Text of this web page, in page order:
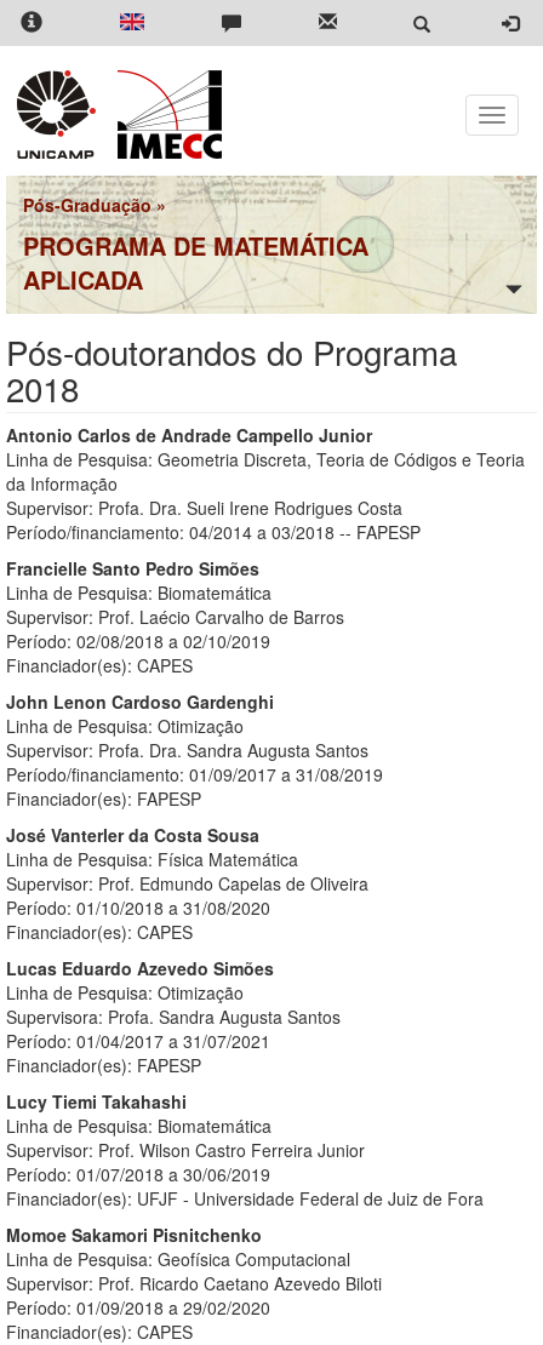
Pular
para
conteúdo
principal
Toggle
Pós-Graduação»
PROGRAMA DE MATEMÁTICA
APLICADA
Pós-doutorandos do Programa
2018
Antonio Carlos de Andrade Campello Junior
Linha de Pesquisa: Geometria Discreta, Teoria de Códigos e Teoria
da Informação
Supervisor: Profa. Dra. Sueli Irene Rodrigues Costa
Período/financiamento: 04/2014 a 03/2018 -- FAPESP
Francielle Santo Pedro Simões
Linha de Pesquisa: Biomatemática
Supervisor: Prof. Laécio Carvalho de Barros
Período: 02/08/2018 a 02/10/2019
Financiador(es): CAPES
John Lenon Cardoso Gardenghi
Linha de Pesquisa: Otimização
Supervisor: Profa. Dra. Sandra Augusta Santos
Período/financiamento: 01/09/2017 a 31/08/2019
Financiador(es): FAPESP
José Vanterler da Costa Sousa
Linha de Pesquisa: Física Matemática
Supervisor: Prof. Edmundo Capelas de Oliveira
Período: 01/10/2018 a 31/08/2020
Financiador(es): CAPES
Lucas Eduardo Azevedo Simões
Linha de Pesquisa: Otimização
Supervisora: Profa. Sandra Augusta Santos
Período: 01/04/2017 a 31/07/2021
Financiador(es): FAPESP
Lucy Tiemi Takahashi
Linha de Pesquisa: Biomatemática
Supervisor: Prof. Wilson Castro Ferreira Junior
Período: 01/07/2018 a 30/06/2019
Financiador(es): UFJF - Universidade Federal de Juiz de Fora
Momoe Sakamori Pisnitchenko
Linha de Pesquisa: Geofísica Computacional
Supervisor: Prof. Ricardo Caetano Azevedo Biloti
Período: 01/09/2018 a 29/02/2020
Financiador(es): CAPES